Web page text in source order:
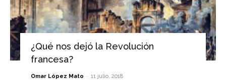
¿Qué nos dejó la Revolución
francesa?
Omar López Mato - 11 julio, 2018